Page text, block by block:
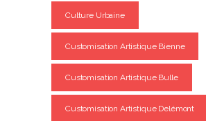
Culture Urbaine
Customisation Artistique Bienne
Customisation Artistique Bulle
Customisation Artistique Delémont